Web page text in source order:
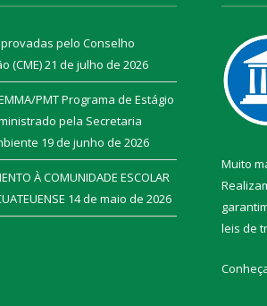
pelo Conselho
(CME)21 de julho de 2026
PMT Programa de Estágio
pela Secretaria
19 de junho de 2026
À COMUNIDADE ESCOLAR
14 de maio de 2026
Muito
leis de